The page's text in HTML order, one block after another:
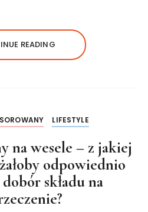
READING
LIFESTYLE
na wesele – z jakiej
odpowiednio
składu na